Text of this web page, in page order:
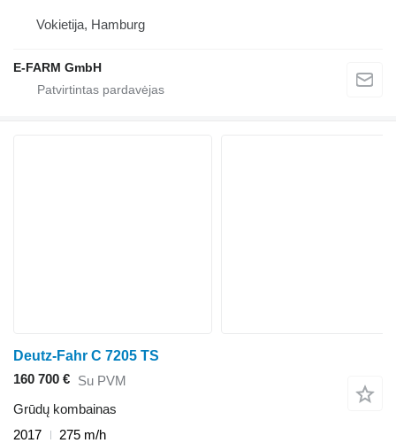
Vokietija, Hamburg
E-FARM GmbH
Deutz-Fahr C 7205 TS
160 700 € Su PVM
Grūdų kombainas
2017
275 m/h